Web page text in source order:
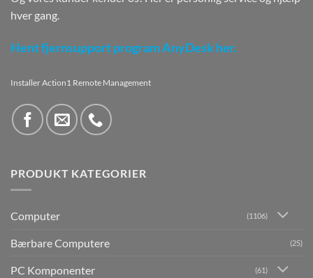
hver gang.
Hent fjernsupport program AnyDesk her.
Installer Action1 Remote Management
PRODUKT KATEGORIER
Computer (1106)
Bærbare Computere (25)
PC Komponenter (61)